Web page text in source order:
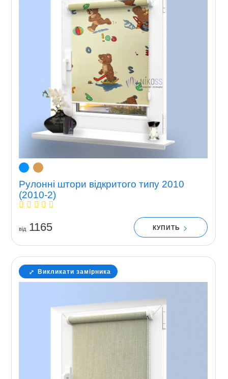
Рулонні штори відкритого типу 2010
(2010-2)
вiд1165 КУПИТЬ
Викликати замірника